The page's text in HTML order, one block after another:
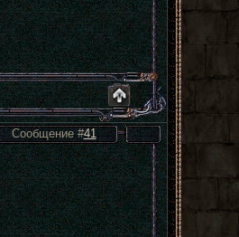
Сообщение #41